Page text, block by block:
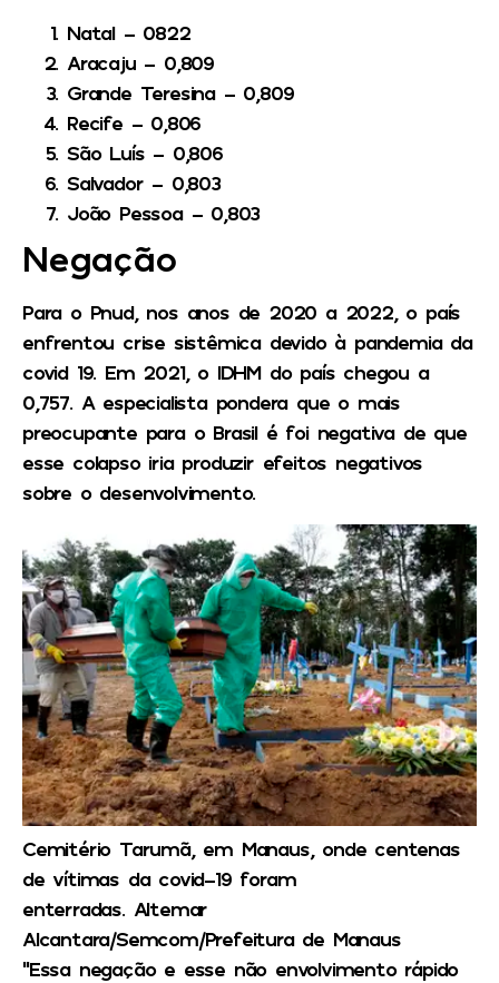
Natal – 0822
Aracaju – 0,809
Grande Teresina – 0,809
Recife – 0,806
São Luís – 0,806
Salvador – 0,803
João Pessoa – 0,803
Negação
Para o Pnud, nos anos de 2020 a 2022, o país
enfrentou crise sistêmica devido à pandemia da
covid 19. Em 2021, o IDHM do país chegou a
0,757. A especialista pondera que o mais
preocupante para o Brasil é foi negativa de que
esse colapso iria produzir efeitos negativos
sobre o desenvolvimento.
Cemitério Tarumã, em Manaus, onde centenas
de vítimas da covid-19 foram
enterradas. Altemar
Alcantara/Semcom/Prefeitura de Manaus
“Essa negação e esse não envolvimento rápido